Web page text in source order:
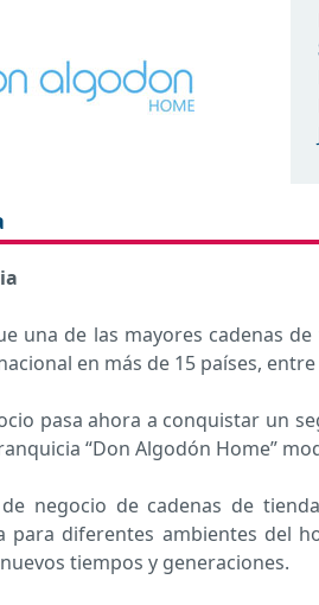
una de las mayores cadenas
en más de 15 países,
pasa ahora a conquistar un
“Don Algodón Home”
negocio de cadenas de
para diferentes ambientes del
tiempos y generaciones.